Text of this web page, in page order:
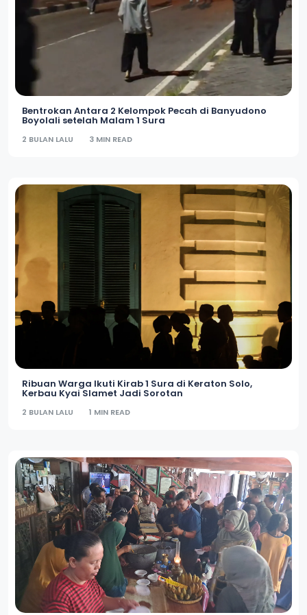
Bentrokan Antara 2 Kelompok Pecah di Banyudono
Boyolali setelah Malam 1 Sura
2 BULAN LALU 3 MIN READ
Ribuan Warga Ikuti Kirab 1 Sura di Keraton Solo,
Kerbau Kyai Slamet Jadi Sorotan
2 BULAN LALU 1 MIN READ